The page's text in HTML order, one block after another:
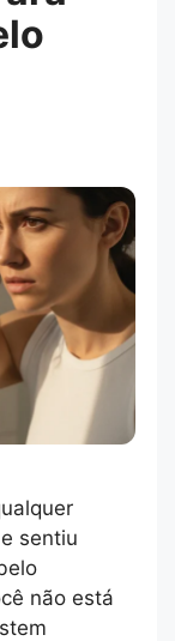
sentiu
não está